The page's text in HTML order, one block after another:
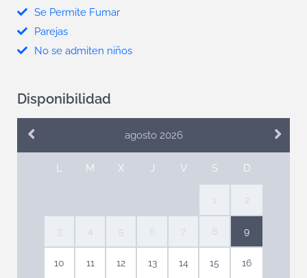
Se Permite Fumar
Parejas
No se admiten niños
Disponibilidad
agosto 2026
L M X J V S D
1 2
3 4 5 6 7 8 9
10 11 12 13 14 15 16